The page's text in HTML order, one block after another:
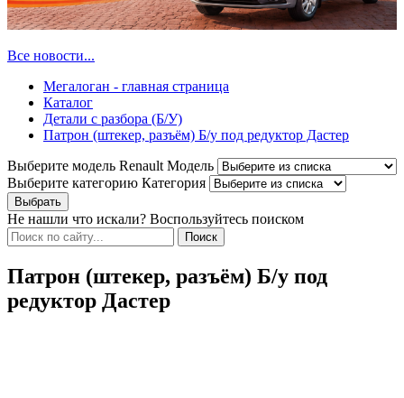
Все новости...
Мегалоган - главная страница
Каталог
Детали с разбора (Б/У)
Патрон (штекер, разъём) Б/у под редуктор Дастер
Выберите модель Renault Модель
Выберите категорию Категория
Не нашли что искали? Воспользуйтесь поиском
Патрон (штекер, разъём) Б/у под
редуктор Дастер